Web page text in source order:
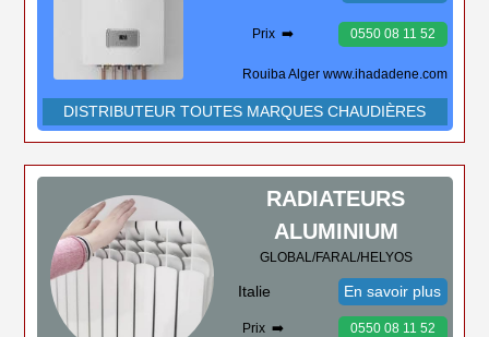
Prix ➡️ 0550 08 11 52
Rouiba Alger www.ihadadene.com
DISTRIBUTEUR TOUTES MARQUES CHAUDIÈRES
RADIATEURS
ALUMINIUM
GLOBAL/FARAL/HELYOS
Italie En savoir plus
Prix ➡️ 0550 08 11 52